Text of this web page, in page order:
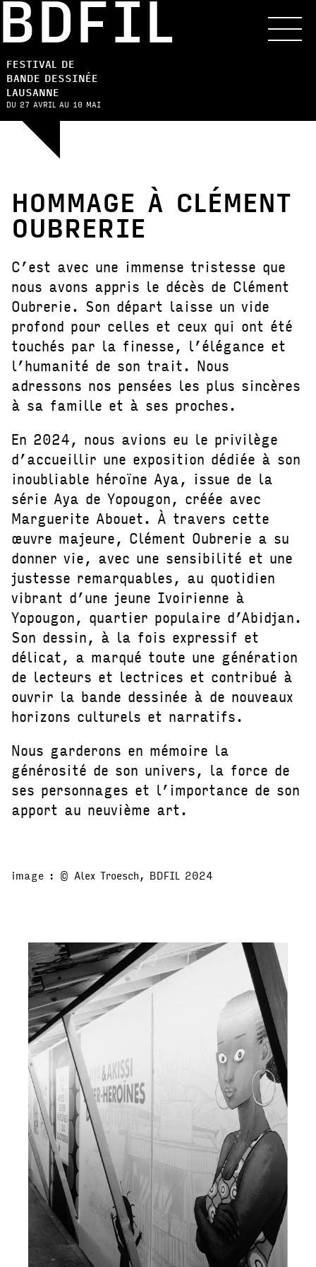
FESTIVAL DE
BANDE DESSINÉE
LAUSANNE
DU 27 AVRIL AU 10 MAI
HOMMAGE À CLÉMENT
OUBRERIE
C’est avec une immense tristesse que
nous avons appris le décès de Clément
Oubrerie. Son départ laisse un vide
profond pour celles et ceux qui ont été
touchés par la finesse, l’élégance et
l’humanité de son trait. Nous
adressons nos pensées les plus sincères
à sa famille et à ses proches.
En 2024, nous avions eu le privilège
d’accueillir une exposition dédiée à son
inoubliable héroïne Aya, issue de la
série Aya de Yopougon, créée avec
Marguerite Abouet. À travers cette
œuvre majeure, Clément Oubrerie a su
donner vie, avec une sensibilité et une
justesse remarquables, au quotidien
vibrant d’une jeune Ivoirienne à
Yopougon, quartier populaire d’Abidjan.
Son dessin, à la fois expressif et
délicat, a marqué toute une génération
de lecteurs et lectrices et contribué à
ouvrir la bande dessinée à de nouveaux
horizons culturels et narratifs.
Nous garderons en mémoire la
générosité de son univers, la force de
ses personnages et l’importance de son
apport au neuvième art.
image : © Alex Troesch, BDFIL 2024